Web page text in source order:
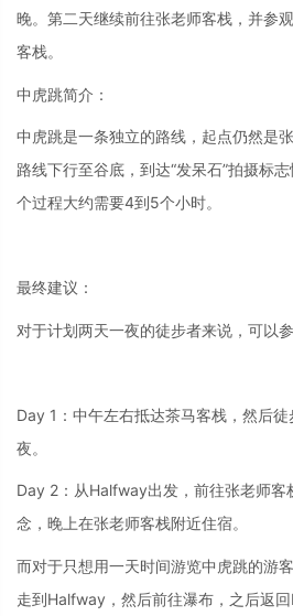
晚。第二天继续前往张老师客栈，并参
客栈。
中虎跳简介：
中虎跳是一条独立的路线，起点仍然是
路线下行至谷底，到达“发呆石”拍摄标
个过程大约需要4到5个小时。
最终建议：
对于计划两天一夜的徒步者来说，可以
Day 1：中午左右抵达茶马客栈，然后
夜。
Day 2：从Halfway出发，前往张老师客
念，晚上在张老师客栈附近住宿。
而对于只想用一天时间游览中虎跳的游
走到Halfway，然后前往瀑布，之后返